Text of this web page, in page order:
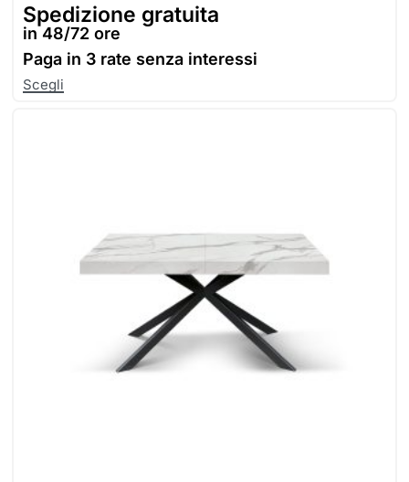
Spedizione gratuita
in 48/72 ore
Paga in 3 rate senza interessi
Scegli